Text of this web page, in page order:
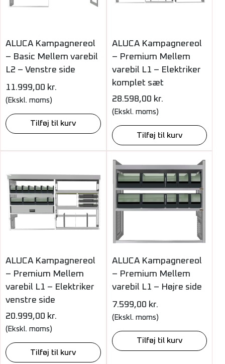
ALUCA Kampagnereol
– Basic Mellem varebil
L2 – Venstre side
11.999,00 kr.
(Ekskl. moms)
Tilføj til kurv
ALUCA Kampagnereol
– Premium Mellem
varebil L1 – Elektriker
komplet sæt
28.598,00 kr.
(Ekskl. moms)
Tilføj til kurv
ALUCA Kampagnereol
– Premium Mellem
varebil L1 – Elektriker
venstre side
20.999,00 kr.
(Ekskl. moms)
Tilføj til kurv
ALUCA Kampagnereol
– Premium Mellem
varebil L1 – Højre side
7.599,00 kr.
(Ekskl. moms)
Tilføj til kurv